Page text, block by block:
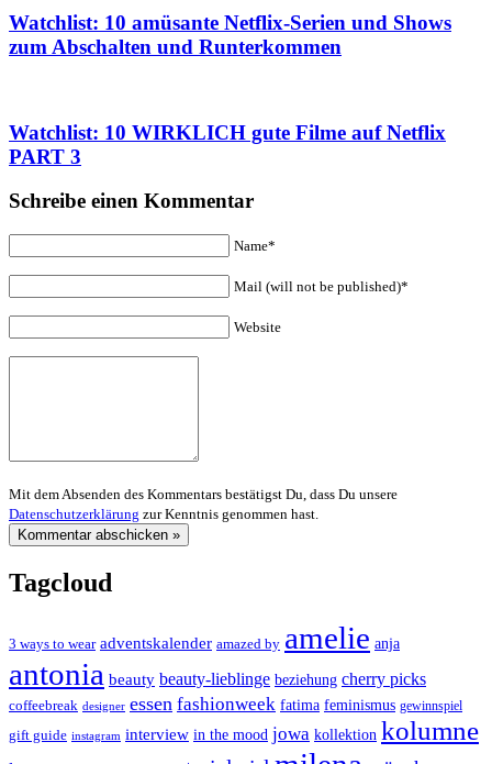
Watchlist: 10 amüsante Netflix-Serien und Shows
zum Abschalten und Runterkommen
Watchlist: 10 WIRKLICH gute Filme auf Netflix
PART 3
Schreibe einen Kommentar
Name*
Mail (will not be published)*
Website
Mit dem Absenden des Kommentars bestätigst Du, dass Du unsere
Datenschutzerklärung zur Kenntnis genommen hast.
Tagcloud
3 ways to wear adventskalender amazed by amelie anja
antonia beauty beauty-lieblinge beziehung cherry picks
coffeebreak designer essen fashionweek fatima feminismus gewinnspiel
gift guide instagram interview in the mood jowa kollektion kolumne